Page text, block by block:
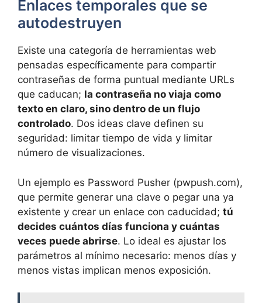
Enlaces temporales que se
autodestruyen
Existe una categoría de herramientas web
pensadas específicamente para compartir
contraseñas de forma puntual mediante URLs
que caducan; la contraseña no viaja como
texto en claro, sino dentro de un flujo
controlado. Dos ideas clave definen su
seguridad: limitar tiempo de vida y limitar
número de visualizaciones.
Un ejemplo es Password Pusher (pwpush.com),
que permite generar una clave o pegar una ya
existente y crear un enlace con caducidad; tú
decides cuántos días funciona y cuántas
veces puede abrirse. Lo ideal es ajustar los
parámetros al mínimo necesario: menos días y
menos vistas implican menos exposición.